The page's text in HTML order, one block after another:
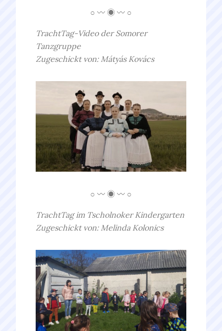
○ 〰 ◉ 〰 ○
TrachtTag-Video der Somorer
Tanzgruppe
Zugeschickt von: Mátyás Kovács
○ 〰 ◉ 〰 ○
TrachtTag im Tscholnoker Kindergarten
Zugeschickt von: Melinda Kolonics